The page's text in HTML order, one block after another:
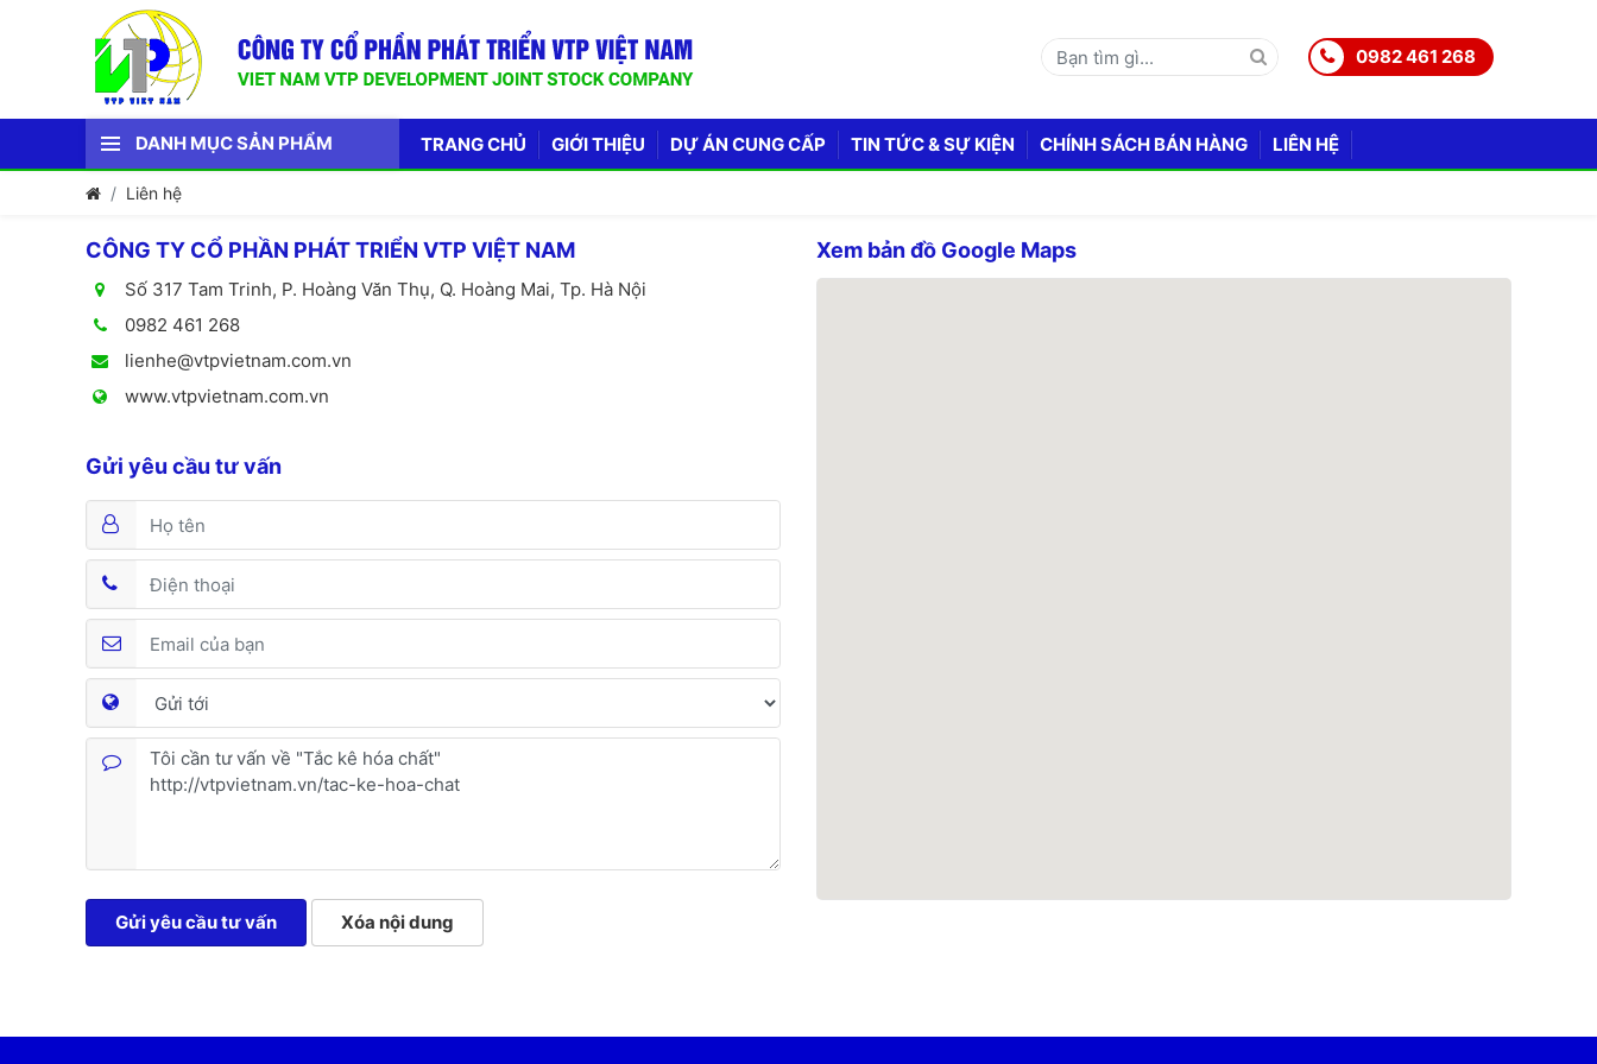
0982 461 268
DANH MỤC SẢN PHẨM TRANG CHỦ GIỚI THIỆU DỰ ÁN CUNG CẤP TIN TỨC & SỰ KIỆN CHÍNH SÁCH BÁN HÀNG LIÊN HỆ
Liên hệ
CÔNG TY CỔ PHẦN PHÁT TRIỂN VTP VIỆT NAM
Số 317 Tam Trinh, P. Hoàng Văn Thụ, Q. Hoàng Mai, Tp. Hà Nội
0982 461 268
lienhe@vtpvietnam.com.vn
www.vtpvietnam.com.vn
Gửi yêu cầu tư vấn
Gửi yêu cầu tư vấn Xóa nội dung
Xem bản đồ Google Maps